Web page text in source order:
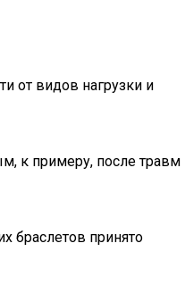
от видов нагрузки и
к примеру, после травм
браслетов принято